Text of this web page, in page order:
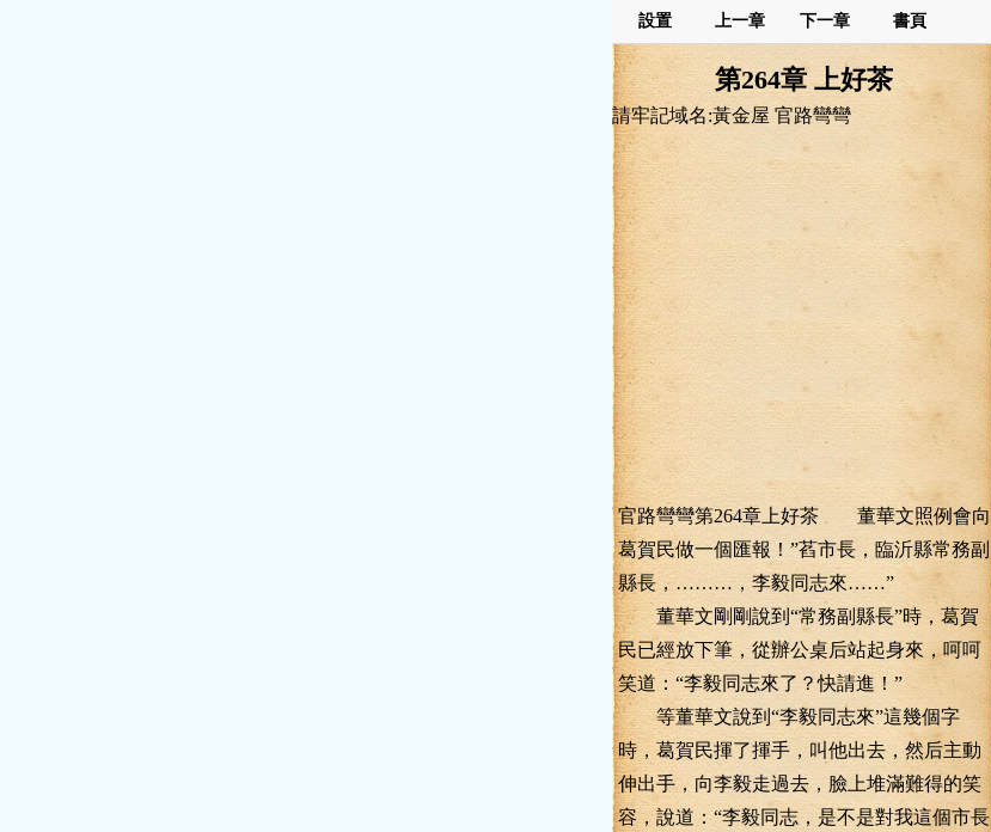
設置 上一章 下一章 書頁
第264章 上好茶
請牢記域名:黃金屋 官路彎彎
官路彎彎第264章上好茶 董華文照例會向
葛賀民做一個匯報！”萏市長，臨沂縣常務副
縣長，………，李毅同志來……”
董華文剛剛說到“常務副縣長”時，葛賀
民已經放下筆，從辦公桌后站起身來，呵呵
笑道：“李毅同志來了？快請進！”
等董華文說到“李毅同志來”這幾個字
時，葛賀民揮了揮手，叫他出去，然后主動
伸出手，向李毅走過去，臉上堆滿難得的笑
容，說道：“李毅同志，是不是對我這個市長